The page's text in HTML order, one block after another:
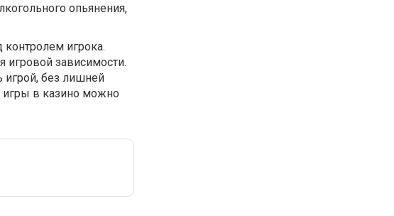
опьянения,
контролем игрока.
игровой зависимости.
игрой, без лишней
игры в казино можно